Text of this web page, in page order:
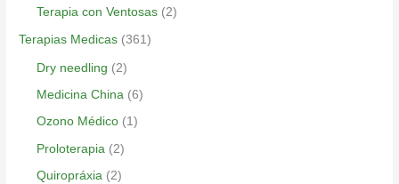
Terapia con Ventosas (2)
Terapias Medicas (361)
Dry needling (2)
Medicina China (6)
Ozono Médico (1)
Proloterapia (2)
Quiropráxia (2)